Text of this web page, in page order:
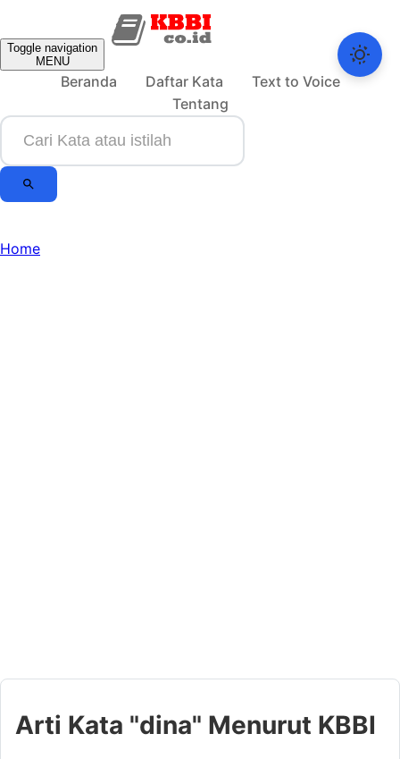
Toggle navigation
MENU
Beranda Daftar Kata
Text to Voice
Tentang
Home
Arti Kata "dina" Menurut KBBI